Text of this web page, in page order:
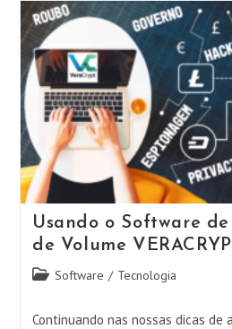
Ubuntu
Pro
Usando o Software
de Volume
Categoria
post:
Software / Tecnologia
Continuando nas nossas dicas de